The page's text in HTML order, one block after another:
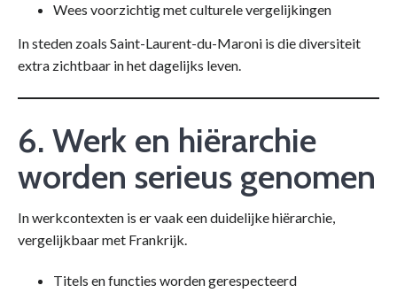
Wees voorzichtig met culturele vergelijkingen
In steden zoals Saint-Laurent-du-Maroni is die diversiteit
extra zichtbaar in het dagelijks leven.
6. Werk en hiërarchie
worden serieus genomen
In werkcontexten is er vaak een duidelijke hiërarchie,
vergelijkbaar met Frankrijk.
Titels en functies worden gerespecteerd